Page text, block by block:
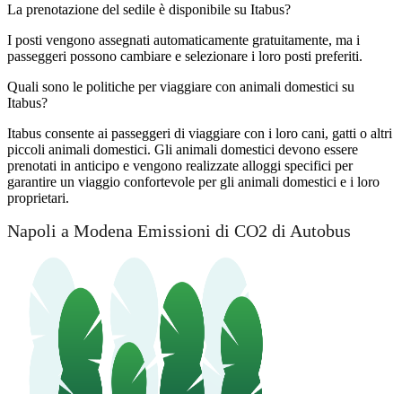
La prenotazione del sedile è disponibile su Itabus?
I posti vengono assegnati automaticamente gratuitamente, ma i
passeggeri possono cambiare e selezionare i loro posti preferiti.
Quali sono le politiche per viaggiare con animali domestici su
Itabus?
Itabus consente ai passeggeri di viaggiare con i loro cani, gatti o altri
piccoli animali domestici. Gli animali domestici devono essere
prenotati in anticipo e vengono realizzate alloggi specifici per
garantire un viaggio confortevole per gli animali domestici e i loro
proprietari.
Napoli a Modena Emissioni di CO2 di Autobus